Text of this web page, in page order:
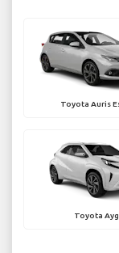
Toyota Auris
Toyota